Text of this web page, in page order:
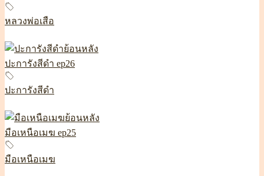
หลวงพ่อเสือ
ปะการังสีดำ ep26
ปะการังสีดำ
มือเหนือเมฆ ep25
มือเหนือเมฆ